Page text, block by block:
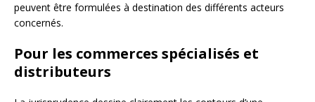
peuvent être formulées à destination des différents acteurs
concernés.
Pour les commerces spécialisés et
distributeurs